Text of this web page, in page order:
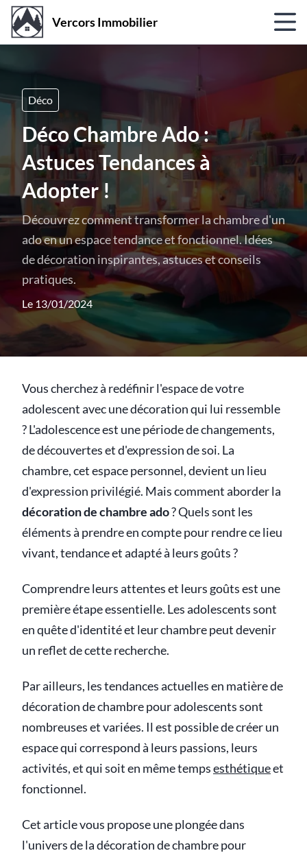
Vercors Immobilier
Déco
Déco Chambre Ado :
Astuces Tendances à
Adopter !
Découvrez comment transformer la chambre d'un
ado en un espace tendance et fonctionnel. Idées
de décoration inspirantes, astuces et conseils
pratiques.
Le 13/01/2024
Vous cherchez à redéfinir l'espace de votre
adolescent avec une décoration qui lui ressemble
? L'adolescence est une période de changements,
de découvertes et d'expression de soi. La
chambre, cet espace personnel, devient un lieu
d'expression privilégié. Mais comment aborder la
décoration de chambre ado? Quels sont les
éléments à prendre en compte pour rendre ce lieu
vivant, tendance et adapté à leurs goûts ?
Comprendre leurs attentes et leurs goûts est une
première étape essentielle. Les adolescents sont
en quête d'identité et leur chambre peut devenir
un reflet de cette recherche.
Par ailleurs, les tendances actuelles en matière de
décoration de chambre pour adolescents sont
nombreuses et variées. Il est possible de créer un
espace qui correspond à leurs passions, leurs
activités, et qui soit en même tempsesthétiqueet
fonctionnel.
Cet article vous propose une plongée dans
l'univers de la décoration de chambre pour